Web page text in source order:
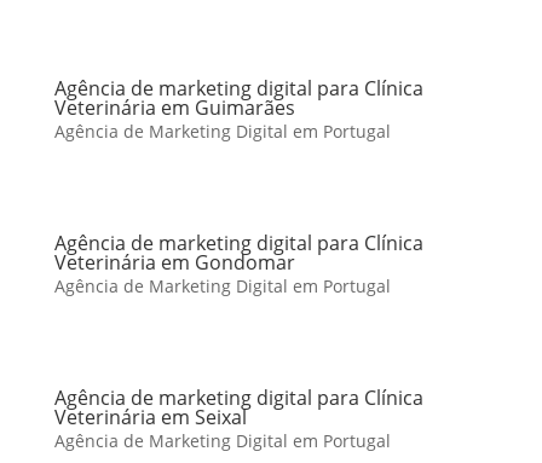
Agência de marketing digital para Clínica
Veterinária em Guimarães
Agência de Marketing Digital em Portugal
Agência de marketing digital para Clínica
Veterinária em Gondomar
Agência de Marketing Digital em Portugal
Agência de marketing digital para Clínica
Veterinária em Seixal
Agência de Marketing Digital em Portugal